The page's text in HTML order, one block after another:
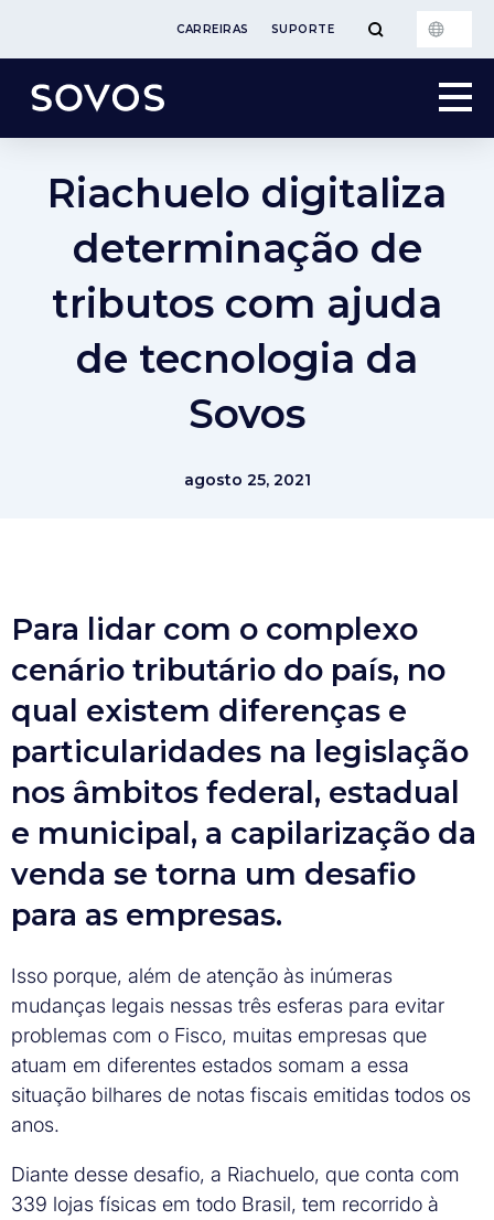
CARREIRAS SUPORTE
Riachuelo digitaliza
determinação de
tributos com ajuda
de tecnologia da
Sovos
agosto 25, 2021
Para lidar com o complexo
cenário tributário do país, no
qual existem diferenças e
particularidades na legislação
nos âmbitos federal, estadual
e municipal, a capilarização da
venda se torna um desafio
para as empresas.
Isso porque, além de atenção às inúmeras
mudanças legais nessas três esferas para evitar
problemas com o Fisco, muitas empresas que
atuam em diferentes estados somam a essa
situação bilhares de notas fiscais emitidas todos os
anos.
Diante desse desafio, a Riachuelo, que conta com
339 lojas físicas em todo Brasil, tem recorrido à